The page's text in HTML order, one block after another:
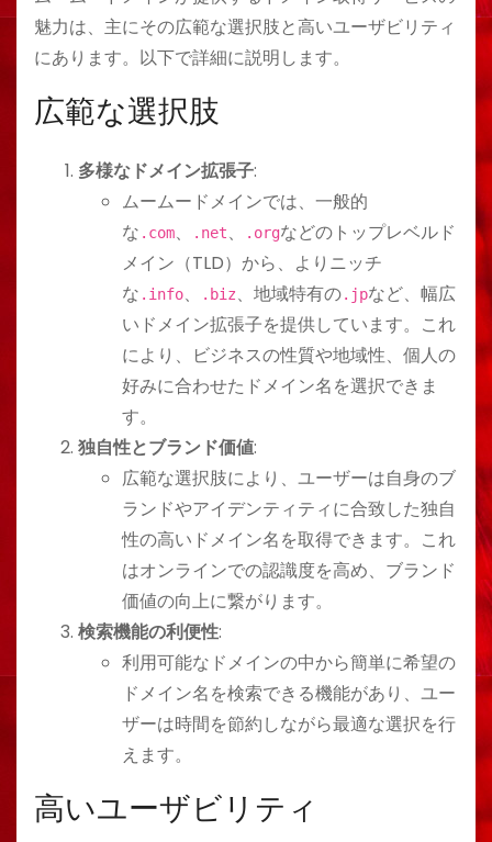
魅力は、主にその広範な選択肢と高いユーザビリティ
にあります。以下で詳細に説明します。
広範な選択肢
多様なドメイン拡張子:
ムームードメインでは、一般的
な .com、 .net、 .orgなどのトップレベルド
メイン（TLD）から、よりニッチ
な .info、 .biz、地域特有の.jpなど、幅広
いドメイン拡張子を提供しています。これ
により、ビジネスの性質や地域性、個人の
好みに合わせたドメイン名を選択できま
す。
独自性とブランド価値:
広範な選択肢により、ユーザーは自身のブ
ランドやアイデンティティに合致した独自
性の高いドメイン名を取得できます。これ
はオンラインでの認識度を高め、ブランド
価値の向上に繋がります。
検索機能の利便性:
利用可能なドメインの中から簡単に希望の
ドメイン名を検索できる機能があり、ユー
ザーは時間を節約しながら最適な選択を行
えます。
高いユーザビリティ